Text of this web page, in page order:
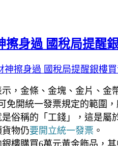
擦身過 國稅局提醒
神擦身過 國稅局提醒銀樓
，金條、金塊、金片、金
免開統一發票規定的範圍
是俗稱的「工錢」，這是
物仍要開立統一發票 。
樓購買6萬元黃金飾品，